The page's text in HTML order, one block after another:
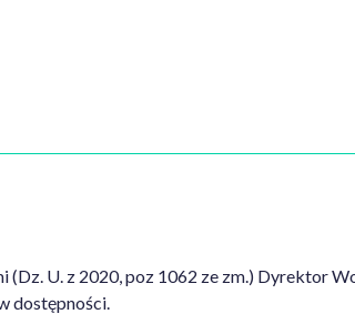
(Dz. U. z 2020, poz 1062 ze zm.) Dyrektor
dostępności.